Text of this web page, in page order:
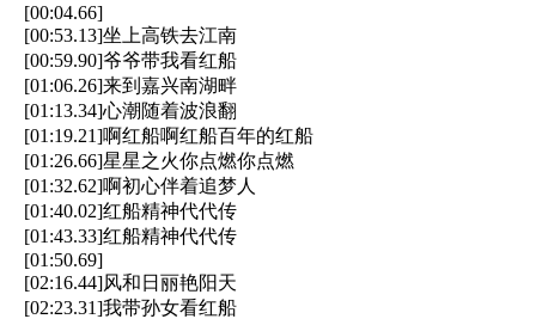
[00:04.66]
[00:53.13]坐上高铁去江南
[00:59.90]爷爷带我看红船
[01:06.26]来到嘉兴南湖畔
[01:13.34]心潮随着波浪翻
[01:19.21]啊红船啊红船百年的红船
[01:26.66]星星之火你点燃你点燃
[01:32.62]啊初心伴着追梦人
[01:40.02]红船精神代代传
[01:43.33]红船精神代代传
[01:50.69]
[02:16.44]风和日丽艳阳天
[02:23.31]我带孙女看红船